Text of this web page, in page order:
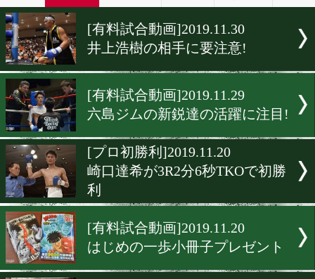
2019年11月のニュース
▶ 新着 KO KiNG ダイエット 女子情報
[有料試合動画]2019.11.30
井上浩樹の相手に要注意!
[有料試合動画]2019.11.29
[プロ初勝利]2019.11.20
崎口達希が3R2分6秒TKO